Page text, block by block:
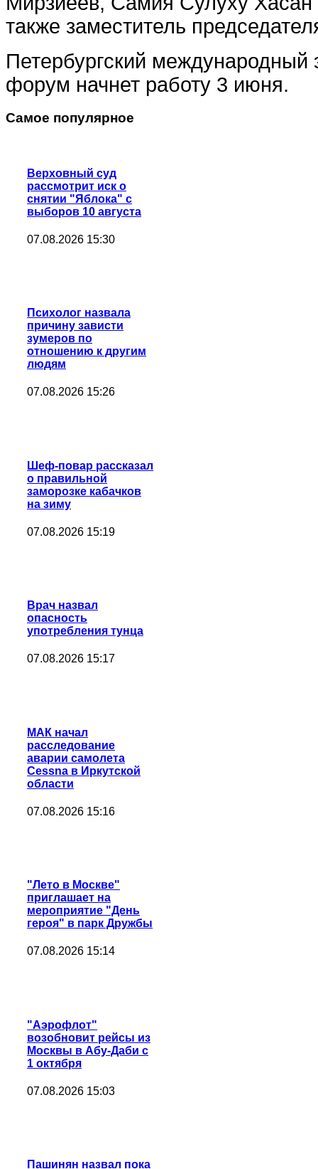
также заместитель
Петербургский международный
форум начнет работу 3 июня.
Самое популярное
Верховный суд
рассмотрит иск о
снятии "Яблока" с
выборов 10 августа
07.08.2026 15:30
Психолог назвала
причину зависти
зумеров по
отношению к другим
людям
07.08.2026 15:26
Шеф-повар рассказал
о правильной
заморозке кабачков
на зиму
07.08.2026 15:19
Врач назвал
опасность
употребления тунца
07.08.2026 15:17
МАК начал
расследование
аварии самолета
Cessna в Иркутской
области
07.08.2026 15:16
"Лето в Москве"
приглашает на
мероприятие "День
героя" в парк Дружбы
07.08.2026 15:14
"Аэрофлот"
возобновит рейсы из
Москвы в Абу-Даби с
1 октября
07.08.2026 15:03
Пашинян назвал пока